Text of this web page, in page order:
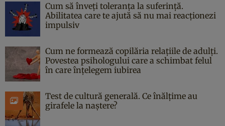
Cum să înveți toleranța la suferință.
Abilitatea care te ajută să nu mai reacționezi
impulsiv
Cum ne formează copilăria relațiile de adulți.
Povestea psihologului care a schimbat felul
în care înțelegem iubirea
Test de cultură generală. Ce înălțime au
girafele la naștere?